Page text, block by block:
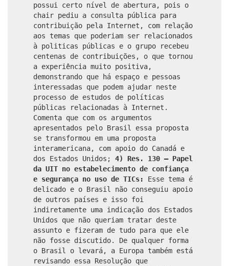
possui certo nível de abertura, pois o
chair pediu a consulta pública para
contribuição pela Internet, com relação
aos temas que poderiam ser relacionados
à politicas públicas e o grupo recebeu
centenas de contribuições, o que tornou
a experiência muito positiva,
demonstrando que há espaço e pessoas
interessadas que podem ajudar neste
processo de estudos de políticas
públicas relacionadas à Internet.
Comenta que com os argumentos
apresentados pelo Brasil essa proposta
se transformou em uma proposta
interamericana, com apoio do Canadá e
dos Estados Unidos; 4) Res. 130 – Papel
da UIT no estabelecimento de confiança
e segurança no uso de TICs:
Esse tema é
delicado e o Brasil não conseguiu apoio
de outros países e isso foi
indiretamente uma indicação dos Estados
Unidos que não queriam tratar deste
assunto e fizeram de tudo para que ele
não fosse discutido. De qualquer forma
o Brasil o levará, a Europa também está
revisando essa Resolução que